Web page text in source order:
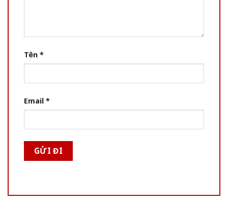
Tên *
Email *